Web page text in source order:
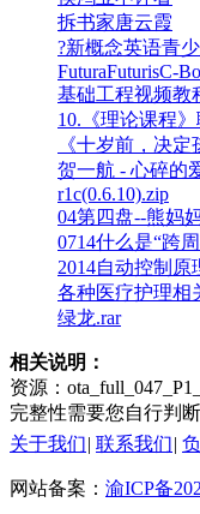
拆书家唐云霞
?新概念英语青
FuturaFuturisC-
基础工程视频教
10.《理论课程
《十岁前，决
贺一航 - 心碎的
r1c(0.6.10).zip
04第四盘--熊妈
0714什么是“跨
2014自动控制
各种医疗护理相
绿龙.rar
相关说明：
资源：
完整性需要您自行判断
关于我们| 联系我们|
网站备案： 渝ICP备